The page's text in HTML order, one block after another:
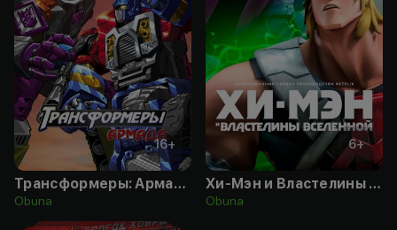
16+
Трансформеры: Армада
Obuna
6+
Хи-Мэн и Властелины Вселенной
Obuna